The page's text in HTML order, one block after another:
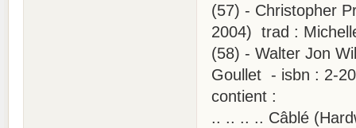
(57) - Christopher
2004) trad :
(58) - Walter Jon
Goullet - isbn : 2-
contient :
.. .. .. .. Câblé